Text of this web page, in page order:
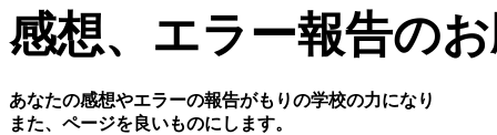
感想、エラー報告の
あなたの感想やエラーの報告がもりの学校の力になり
また、ページを良いものにします。